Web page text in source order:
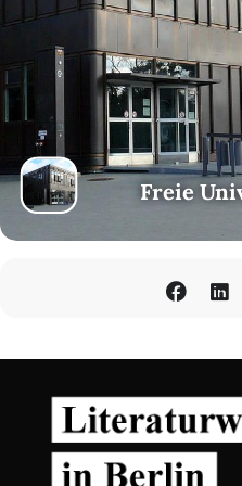
seit 2010 an der Freien
(Februar bis März) und Winter
Vorlesungs- und Seminarreihe
mit dem Aristotelismus-
mit Diskussionen an konkreten
komplexeren Fragestellungen
Einführungen in
Literaturwissenschaft und
Schülern der Oberstufe sind
herzlich eingeladen.
Philosophie und ihre poetische
Zerfallserscheinungen des
Jahrzehnte der attischen
Umbrüchen. Verzweiflung bis
Verschwörungsdenken sind
Belastungen derartiger
Dabei haben wir es auch selbst
Freie